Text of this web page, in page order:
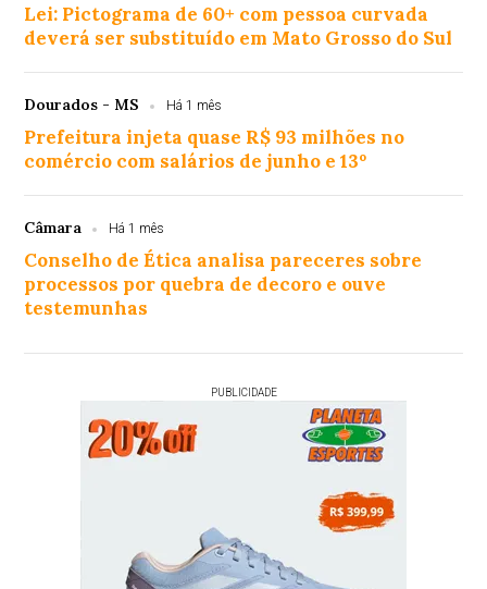
Lei: Pictograma de 60+ com pessoa curvada
deverá ser substituído em Mato Grosso do Sul
Dourados - MS Há 1 mês
Prefeitura injeta quase R$ 93 milhões no
comércio com salários de junho e 13º
Câmara Há 1 mês
Conselho de Ética analisa pareceres sobre
processos por quebra de decoro e ouve
testemunhas
PUBLICIDADE